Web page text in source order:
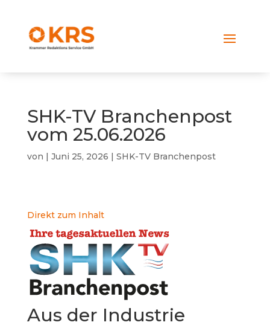
SHK-TV Branchenpost
vom 25.06.2026
von | Juni 25, 2026 | SHK-TV Branchenpost
Direkt zum Inhalt
Aus der Industrie